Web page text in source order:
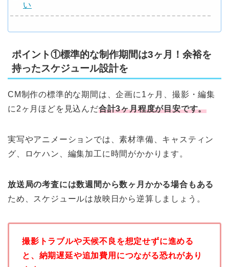
い
ポイント①標準的な制作期間は3ヶ月！余裕を
持ったスケジュール設計を
CM制作の標準的な期間は、企画に1ヶ月、撮影・編集
に2ヶ月ほどを見込んだ合計3ヶ月程度が目安です。
実写やアニメーションでは、素材準備、キャスティン
グ、ロケハン、編集加工に時間がかかります。
放送局の考査には数週間から数ヶ月かかる場合もある
ため、スケジュールは放映日から逆算しましょう。
撮影トラブルや天候不良を想定せずに進める
と、納期遅延や追加費用につながる恐れがあり